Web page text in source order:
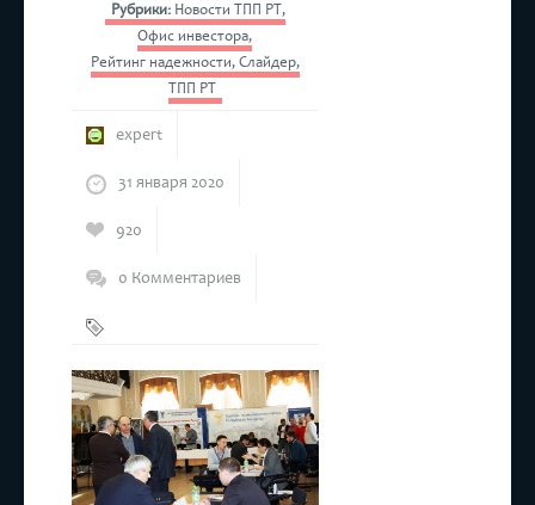
Рубрики: Новости ТПП РТ,
Офис инвестора,
Рейтинг надежности, Слайдер,
ТПП РТ
expert
31 января 2020
920
0 Комментариев
Республика
Коми,
ТПП РТ